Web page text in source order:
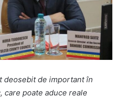
deosebit de important în
poate aduce reale